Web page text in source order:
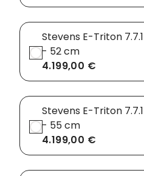
Wandhalterung
Stevens E-Triton
- 52 cm
4.199,00 €
Stevens E-Triton
- 55 cm
4.199,00 €